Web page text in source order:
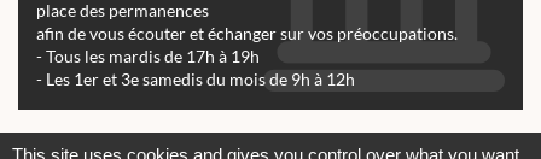
place des permanences
afin de vous écouter et échanger sur vos préoccupations.
- Tous les mardis de 17h à 19h
- Les 1er et 3e samedis du mois de 9h à 12h
This site uses cookies and gives you control over what you want